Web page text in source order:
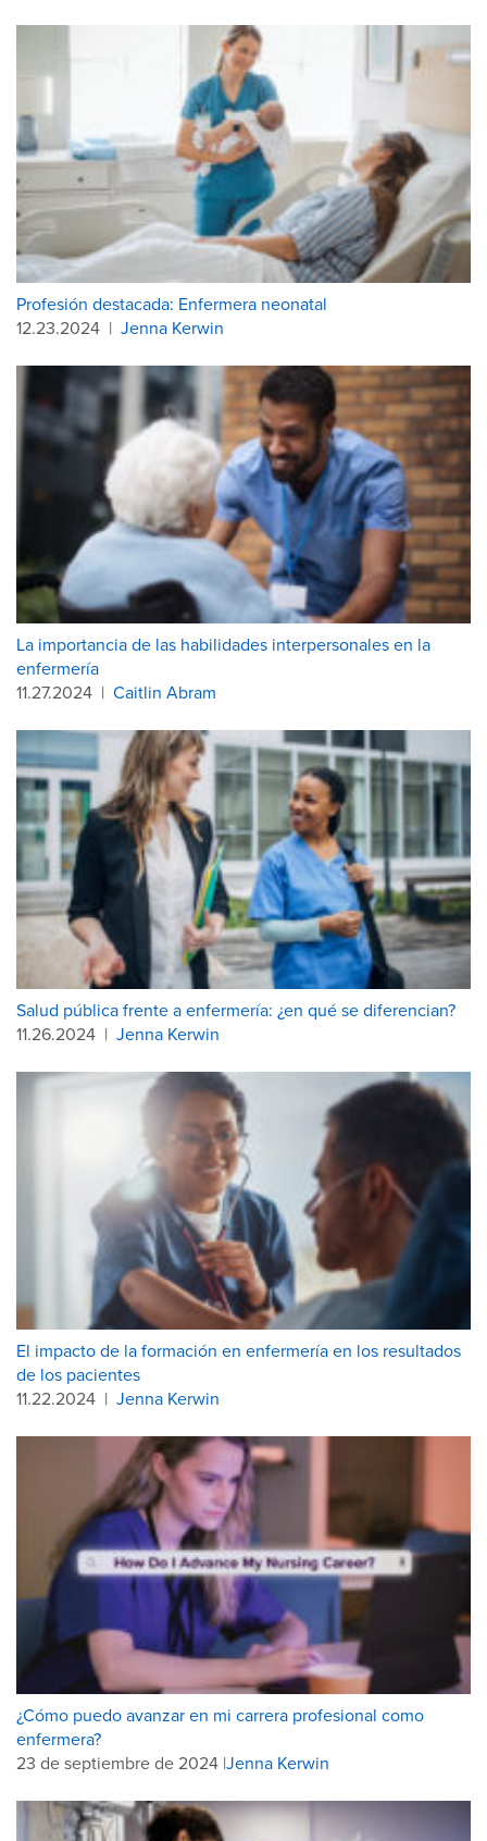
Profesión destacada: Enfermera neonatal
12.23.2024 | Jenna Kerwin
La importancia de las habilidades interpersonales en la
enfermería
11.27.2024 | Caitlin Abram
Salud pública frente a enfermería: ¿en qué se diferencian?
11.26.2024 | Jenna Kerwin
El impacto de la formación en enfermería en los resultados
de los pacientes
11.22.2024 | Jenna Kerwin
¿Cómo puedo avanzar en mi carrera profesional como
enfermera?
23 de septiembre de 2024 |Jenna Kerwin